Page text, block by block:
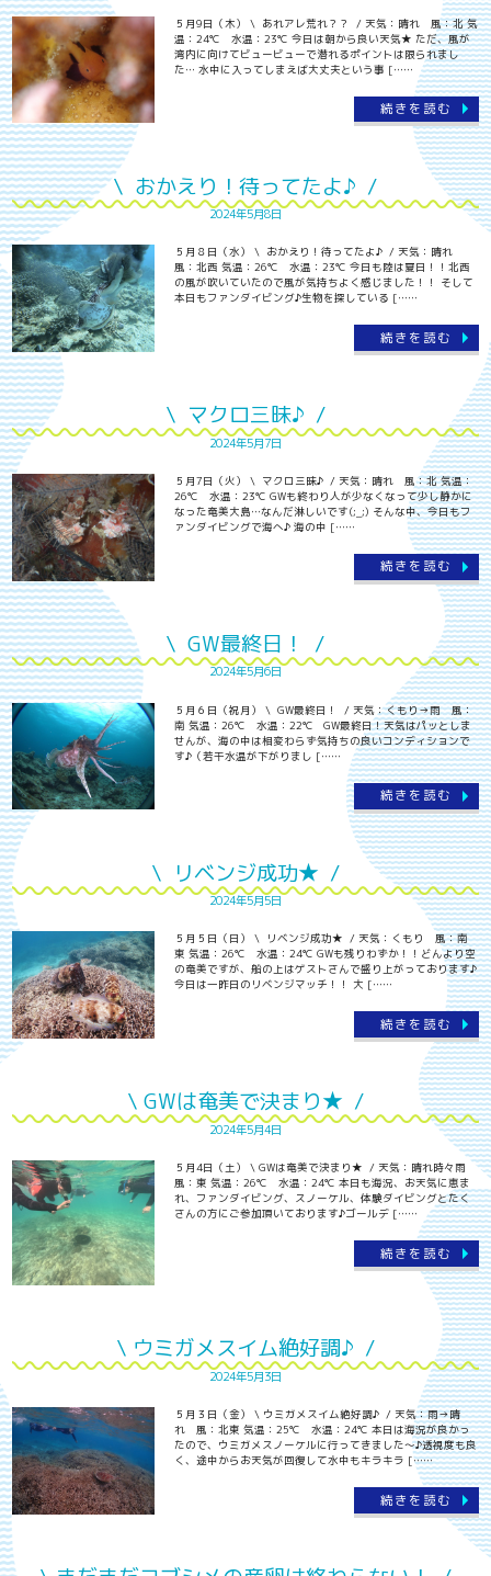
５月9日（木） \ あれアレ荒れ？？ / 天気：晴れ 風：北 気
温：24℃ 水温：23℃ 今日は朝から良い天気★ ただ、風が
湾内に向けてビュービューで潜れるポイントは限られまし
た… 水中に入ってしまえば大丈夫という事 [……
続きを読む
\ おかえり！待ってたよ♪ /
2024年5月8日
５月８日（水） \ おかえり！待ってたよ♪ / 天気：晴れ
風：北西 気温：26℃ 水温：23℃ 今日も陸は夏日！！北西
の風が吹いていたので風が気持ちよく感じました！！ そして
本日もファンダイビング♪生物を探している [……
続きを読む
\ マクロ三昧♪ /
2024年5月7日
５月7日（火） \ マクロ三昧♪ / 天気：晴れ 風：北 気温：
26℃ 水温：23℃ GWも終わり人が少なくなって少し静かに
なった奄美大島…なんだ淋しいです(;_;) そんな中、今日もフ
ァンダイビングで海へ♪ 海の中 [……
続きを読む
\ GW最終日！ /
2024年5月6日
５月６日（祝月） \ GW最終日！ / 天気：くもり→雨 風：
南 気温：26℃ 水温：22℃ GW最終日！天気はパッとしま
せんが、海の中は相変わらず気持ちの良いコンディションで
す♪（若干水温が下がりまし [……
続きを読む
\ リベンジ成功★ /
2024年5月5日
５月５日（日） \ リベンジ成功★ / 天気：くもり 風：南
東 気温：26℃ 水温：24℃ GWも残りわずか！！どんより空
の奄美ですが、船の上はゲストさんで盛り上がっております♪
今日は一昨日のリベンジマッチ！！ 大 [……
続きを読む
\ GWは奄美で決まり★ /
2024年5月4日
５月4日（土） \ GWは奄美で決まり★ / 天気：晴れ時々雨
風：東 気温：26℃ 水温：24℃ 本日も海況、お天気に恵ま
れ、ファンダイビング、スノーケル、体験ダイビングとたく
さんの方にご参加頂いております♪ゴールデ [……
続きを読む
\ ウミガメスイム絶好調♪ /
2024年5月3日
５月３日（金） \ ウミガメスイム絶好調♪ / 天気：雨→晴
れ 風：北東 気温：25℃ 水温：24℃ 本日は海況が良かっ
たので、ウミガメスノーケルに行ってきました～♪透視度も良
く、途中からお天気が回復して水中もキラキラ [……
続きを読む